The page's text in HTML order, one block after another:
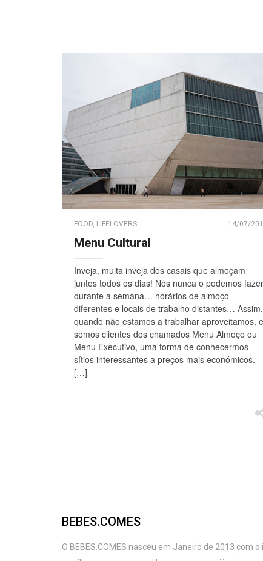
FOOD, LIFELOVERS 14/07/
Menu Cultural
Inveja, muita inveja dos casais que almoçam
juntos todos os dias! Nós nunca o podemos fazer
durante a semana… horários de almoço
diferentes e locais de trabalho distantes… Assim,
quando não estamos a trabalhar aproveitamos, e
somos clientes dos chamados Menu Almoço ou
Menu Executivo, uma forma de conhecermos
sítios interessantes a preços mais económicos.
[…]
BEBES.COMES
O BEBES.COMES nasceu em Janeiro de 2013 com